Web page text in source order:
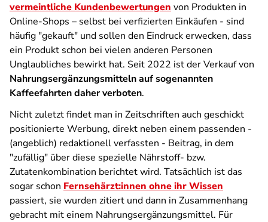
vermeintliche Kundenbewertungen von Produkten in
Online-Shops – selbst bei verfizierten Einkäufen - sind
häufig "gekauft" und sollen den Eindruck erwecken, dass
ein Produkt schon bei vielen anderen Personen
Unglaubliches bewirkt hat. Seit 2022 ist der Verkauf von
Nahrungsergänzungsmitteln auf sogenannten
Kaffeefahrten daher verboten.
Nicht zuletzt findet man in Zeitschriften auch geschickt
positionierte Werbung, direkt neben einem passenden -
(angeblich) redaktionell verfassten - Beitrag, in dem
"zufällig" über diese spezielle Nährstoff- bzw.
Zutatenkombination berichtet wird. Tatsächlich ist das
sogar schon Fernsehärzt:innen ohne ihr Wissen
passiert, sie wurden zitiert und dann in Zusammenhang
gebracht mit einem Nahrungsergänzungsmittel. Für